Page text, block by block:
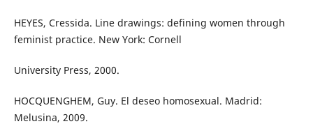
HEYES, Cressida. Line drawings: defining women through
feminist practice. New York: Cornell
University Press, 2000.
HOCQUENGHEM, Guy. El deseo homosexual. Madrid:
Melusina, 2009.